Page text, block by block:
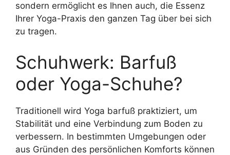
sondern ermöglicht es Ihnen auch, die Essenz
Ihrer Yoga-Praxis den ganzen Tag über bei sich
zu tragen.
Schuhwerk: Barfuß
oder Yoga-Schuhe?
Traditionell wird Yoga barfuß praktiziert, um
Stabilität und eine Verbindung zum Boden zu
verbessern. In bestimmten Umgebungen oder
aus Gründen des persönlichen Komforts können